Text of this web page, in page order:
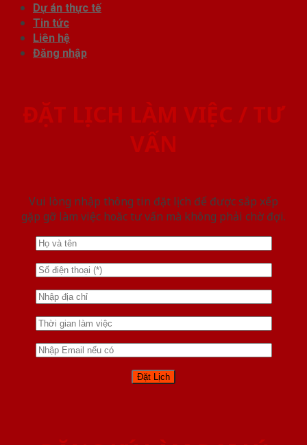
Dự án thực tế
Tin tức
Liên hệ
Đăng nhập
ĐẶT LỊCH LÀM VIỆC / TƯ
VẤN
Vui lòng nhập thông tin đặt lịch để được sắp xếp
gặp gỡ làm việc hoăc tư vấn mà không phải chờ đợi.